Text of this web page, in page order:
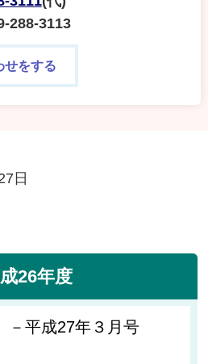
288-3113
せをする
日
26年度
－平成27年３月号